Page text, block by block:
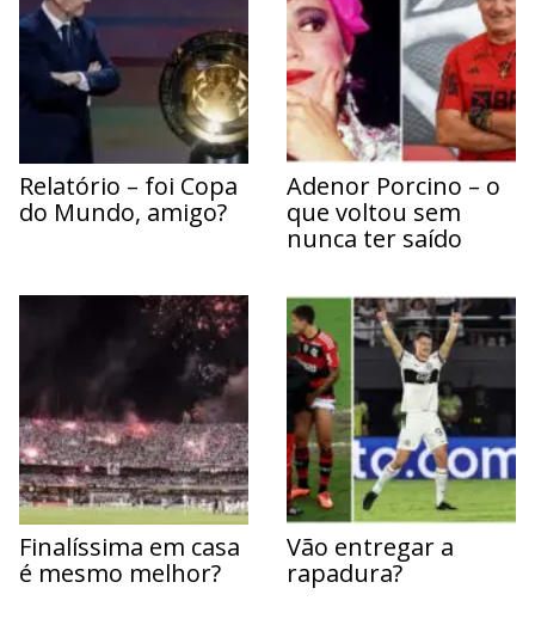
Relatório – foi Copa
do Mundo, amigo?
Adenor Porcino – o
que voltou sem
nunca ter saído
Finalíssima em casa
é mesmo melhor?
Vão entregar a
rapadura?